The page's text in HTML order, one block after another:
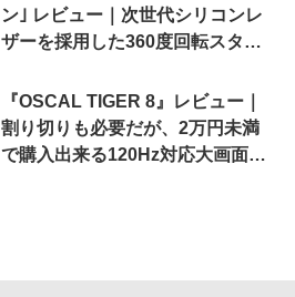
ン｣ レビュー｜次世代シリコンレ
ザーを採用した360度回転スタン
『OSCAL TIGER 8』レビュー｜
割り切りも必要だが、2万円未満
で購入出来る120Hz対応大画面ス